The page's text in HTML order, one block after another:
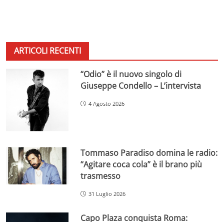
ARTICOLI RECENTI
“Odio” è il nuovo singolo di
Giuseppe Condello – L’intervista
4 Agosto 2026
Tommaso Paradiso domina le radio:
“Agitare coca cola” è il brano più
trasmesso
31 Luglio 2026
Capo Plaza conquista Roma: